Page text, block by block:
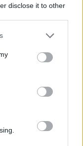
disclose it to other
or more Google
You may click to
party tags to
in below Google
e reforma